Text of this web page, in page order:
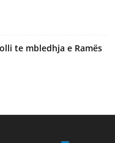
te mbledhja e Ramës